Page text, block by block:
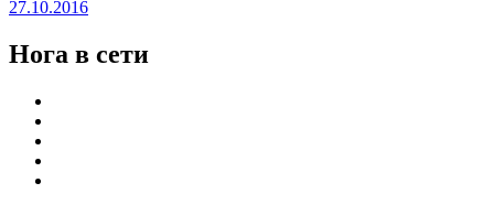
27.10.2016
Нога в сети